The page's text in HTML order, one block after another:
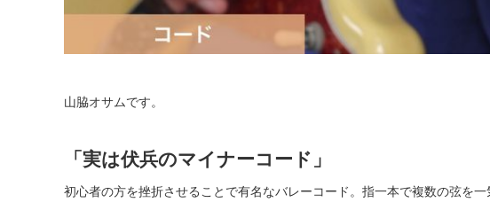
山脇オサムです。
「実は伏兵のマイナーコード」
初心者の方を挫折させることで有名なバレーコード。 指一本で複数の弦を一